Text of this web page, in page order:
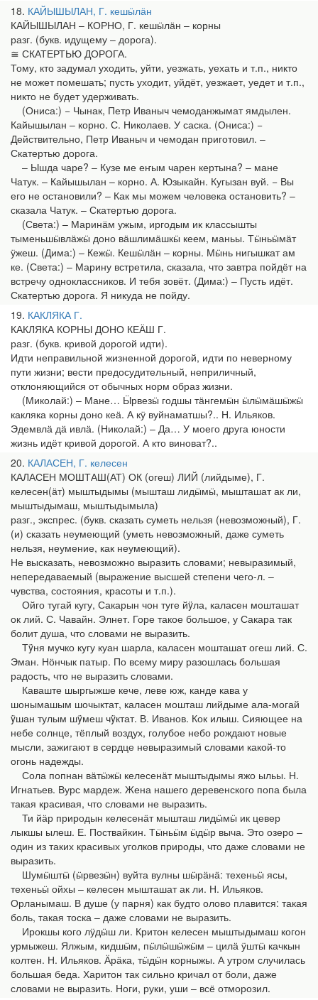
18 КАЙЫШЫЛАН, Г. кешӹлӓн
КАЙЫШЫЛАН – КОРНО, Г. кешӹлӓн – корны
разг. (букв. идущему – дорога).
≅ СКАТЕРТЬЮ ДОРОГА.
Тому, кто задумал уходить, уйти, уезжать, уехать и т.п., никто
не может помешать; пусть уходит, уйдёт, уезжает, уедет и т.п.,
никто не будет удерживать.
(Ониса:) − Чынак, Петр Иваныч чемоданжымат ямдылен.
Кайышылан – корно. С. Николаев. У саска. (Ониса:) −
Действительно, Петр Иваныч и чемодан приготовил. –
Скатертью дорога.
– Ышда чаре? – Кузе ме еҥым чарен кертына? – мане
Чатук. – Кайышылан – корно. А. Юзыкайн. Кугызан вуй. − Вы
его не остановили? – Как мы можем человека остановить? –
сказала Чатук. – Скатертью дорога.
(Света:) – Маринӓм ужым, иргодым ик классышты
тыменьшӹвлӓжӹ доно вӓшлимӓшкӹ кеем, маньы. Тӹньӹмӓт
ӱжеш. (Дима:) – Кежӹ. Кешӹлӓн – корны. Мӹнь нигышкат ам
ке. (Света:) – Марину встретила, сказала, что завтра пойдёт на
встречу одноклассников. И тебя зовёт. (Дима:) – Пусть идёт.
Скатертью дорога. Я никуда не пойду.
19 КАКЛЯКА Г.
КАКЛЯКА КОРНЫ ДОНО КЕӒШ Г.
разг. (букв. кривой дорогой идти).
Идти неправильной жизненной дорогой, идти по неверному
пути жизни; вести предосудительный, неприличный,
отклоняющийся от обычных норм образ жизни.
(Миколай:) – Мане… Ӹрвезӹ годшы тӓнгемӹн ӹлӹмӓшӹжӹ
какляка корны доно кеӓ. А кӱ вуйнаматшы?.. Н. Ильяков.
Эдемвлӓ дӓ ивлӓ. (Николай:) – Да… У моего друга юности
жизнь идёт кривой дорогой. А кто виноват?..
20 КАЛАСЕН, Г. келесен
КАЛАСЕН МОШТАШ(АТ) ОК (огеш) ЛИЙ (лийдыме), Г.
келесен(ӓт) мыштыдымы (мышташ лидӹмӹ, мышташат ак ли,
мыштыдымаш, мыштыдымыла)
разг., экспрес. (букв. сказать суметь нельзя (невозможный), Г.
(и) сказать неумеющий (уметь невозможный, даже суметь
нельзя, неумение, как неумеющий).
Не высказать, невозможно выразить словами; невыразимый,
непередаваемый (выражение высшей степени чего-л. –
чувства, состояния, красоты и т.п.).
Ойго тугай кугу, Сакарын чон туге йÿла, каласен мошташат
ок лий. С. Чавайн. Элнет. Горе такое большое, у Сакара так
болит душа, что словами не выразить.
Тÿня мучко кугу куан шарла, каласен мошташат огеш лий. С.
Эман. Нӧнчык патыр. По всему миру разошлась большая
радость, что не выразить словами.
Каваште шыргыжше кече, леве юж, канде кава у
шонымашым шочыктат, каласен мошташ лийдыме ала-могай
ÿшан тулым шÿмеш чÿктат. В. Иванов. Кок илыш. Сияющее на
небе солнце, тёплый воздух, голубое небо рождают новые
мысли, зажигают в сердце невыразимый словами какой-то
огонь надежды.
Сола попнан вӓтӹжӹ келесенӓт мыштыдымы яжо ыльы. Н.
Игнатьев. Вурс мардеж. Жена нашего деревенского попа была
такая красивая, что словами не выразить.
Ти йӓр природын келесенӓт мышташ лидӹмӹ ик цевер
лыкшы ылеш. Е. Поствайкин. Тӹньӹм ӹдӹр выча. Это озеро –
один из таких красивых уголков природы, что даже словами не
выразить.
Шумӹштӹ (ӹрвезӹн) вуйта вулны шӹрӓнӓ: техеньӹ ясы,
техеньӹ ойхы – келесен мышташат ак ли. Н. Ильяков.
Орланымаш. В душе (у парня) как будто олово плавится: такая
боль, такая тоска – даже словами не выразить.
Ирокшы кого лӱдӹш ли. Критон келесен мыштыдымаш когон
урмыжеш. Ялжым, кидшӹм, пӹлӹшӹжӹм – цилӓ ӱштӹ качкын
колтен. Н. Ильяков. Ӓрӓка, тӹдӹн корныжы. А утром случилась
большая беда. Харитон так сильно кричал от боли, даже
словами не выразить. Ноги, руки, уши – всё отморозил.